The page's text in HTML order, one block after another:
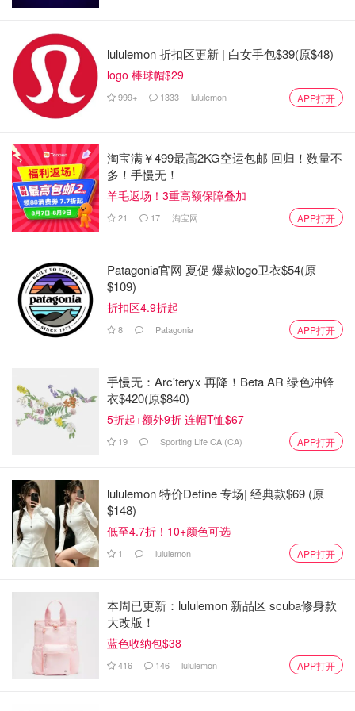
lululemon 折扣区更新 | 白女手包$39(原$48)
logo 棒球帽$29
999+ 1333 lululemon APP打开
淘宝满￥499最高2KG空运包邮 回归！数量不
多！手慢无！
羊毛返场！3重高额保障叠加
21 17 淘宝网 APP打开
Patagonia官网 夏促 爆款logo卫衣$54(原
$109)
折扣区4.9折起
8 Patagonia APP打开
手慢无：Arc'teryx 再降！Beta AR 绿色冲锋
衣$420(原$840)
5折起+额外9折 连帽T恤$67
19 Sporting Life CA (CA) APP打开
lululemon 特价Define 专场| 经典款$69 (原
$148)
低至4.7折！10+颜色可选
1 lululemon APP打开
本周已更新：lululemon 新品区 scuba修身款
大改版！
蓝色收纳包$38
416 146 lululemon APP打开